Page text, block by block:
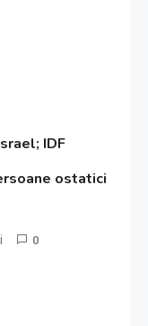
IDF
ostatici
0